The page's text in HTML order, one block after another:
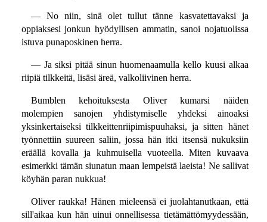
— No niin, sinä olet tullut tänne kasvatettavaksi ja
oppiaksesi jonkun hyödyllisen ammatin, sanoi nojatuolissa
istuva punaposkinen herra.
— Ja siksi pitää sinun huomenaamulla kello kuusi alkaa
riipiä tilkkeitä, lisäsi äreä, valkoliivinen herra.
Bumblen kehoituksesta Oliver kumarsi näiden
molempien sanojen yhdistymiselle yhdeksi ainoaksi
yksinkertaiseksi tilkkeittenriipimispuuhaksi, ja sitten hänet
työnnettiin suureen saliin, jossa hän itki itsensä nukuksiin
eräällä kovalla ja kuhmuisella vuoteella. Miten kuvaava
esimerkki tämän siunatun maan lempeistä laeista! Ne sallivat
köyhän paran nukkua!
Oliver raukka! Hänen mieleensä ei juolahtanutkaan, että
sill'aikaa kun hän uinui onnellisessa tietämättömyydessään,